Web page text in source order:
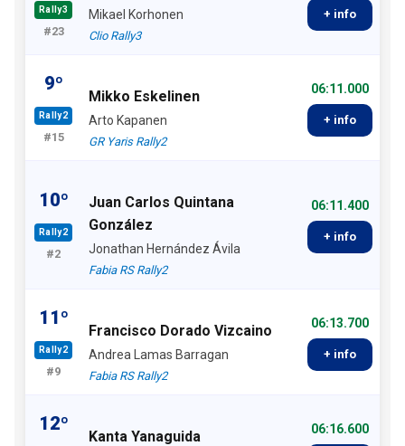
Rally3
#23
Mikael Korhonen
Clio Rally3
+ info
9º
Rally2
#15
Mikko Eskelinen
Arto Kapanen
GR Yaris Rally2
06:11.000
+ info
10º
Rally2
#2
Juan Carlos Quintana
González
Jonathan Hernández Ávila
Fabia RS Rally2
06:11.400
+ info
11º
Rally2
#9
Francisco Dorado Vizcaino
Andrea Lamas Barragan
Fabia RS Rally2
06:13.700
+ info
12º
Kanta Yanaguida 06:16.600